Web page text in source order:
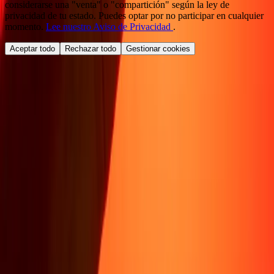
considerarse una "venta" o "compartición" según la ley de
privacidad de tu estado. Puedes optar por no participar en cualquier
momento. Lee nuestro Aviso de Privacidad .
Aceptar todo Rechazar todo Gestionar cookies